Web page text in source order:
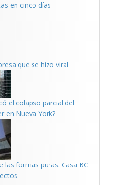
en cinco días
que se hizo viral
el colapso parcial del
en Nueva York?
las formas puras. Casa BC